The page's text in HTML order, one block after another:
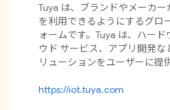
Tuya は、ブランドやメーカ
を利用できるようにするグロ
ォームです。Tuya は、ハー
ウド サービス、アプリ開発な
リューションをユーザーに提
https://iot.tuya.com